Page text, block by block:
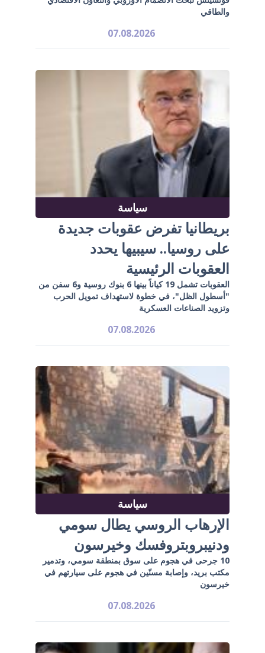
والطاقي
07.08.2026
سياسة
بريطانيا تفرض عقوبات جديدة
على روسيا.. سيبيها يحدد
العقوبات الرئيسية
العقوبات تشمل 19 كياناً بينها 6 بنوك روسية و6 سفن من
"أسطول الظل"، في خطوة لاستهداف تمويل الحرب
وتزويد الصناعات العسكرية
07.08.2026
سياسة
الإرهاب الروسي يطال سومي
ودنيبروبتروفسك وخيرسون
10 جرحى في هجوم على سوق بمنطقة سومي، وتدمير
مكتب بريد، وإصابة مسنّين في هجوم على سيارتهم في
خيرسون
07.08.2026